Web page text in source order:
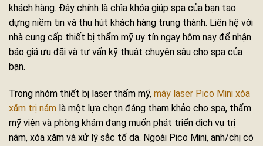
khách hàng. Đây chính là chìa khóa giúp spa của bạn tạo
dựng niềm tin và thu hút khách hàng trung thành. Liên hệ với
nhà cung cấp thiết bị thẩm mỹ uy tín ngay hôm nay để nhận
báo giá ưu đãi và tư vấn kỹ thuật chuyên sâu cho spa của
bạn.
Trong nhóm thiết bị laser thẩm mỹ, máy laser Pico Mini xóa
xăm trị nám là một lựa chọn đáng tham khảo cho spa, thẩm
mỹ viện và phòng khám đang muốn phát triển dịch vụ trị
nám, xóa xăm và xử lý sắc tố da. Ngoài Pico Mini, anh/chị có